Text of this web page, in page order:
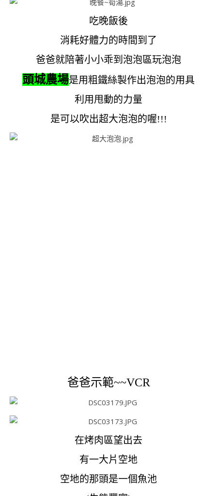
吃晚飯後
消耗好體力的時間到了
爸爸就陪著小小乖到泡泡區玩泡泡
頭城農場是用粗鐵絲製作出泡泡的用具
利用甩動的力量
是可以吹出超大泡泡的喔!!!
爸爸示範~~VCR
在烤肉區望出去
有一大片空地
空地的那頭是一個魚池